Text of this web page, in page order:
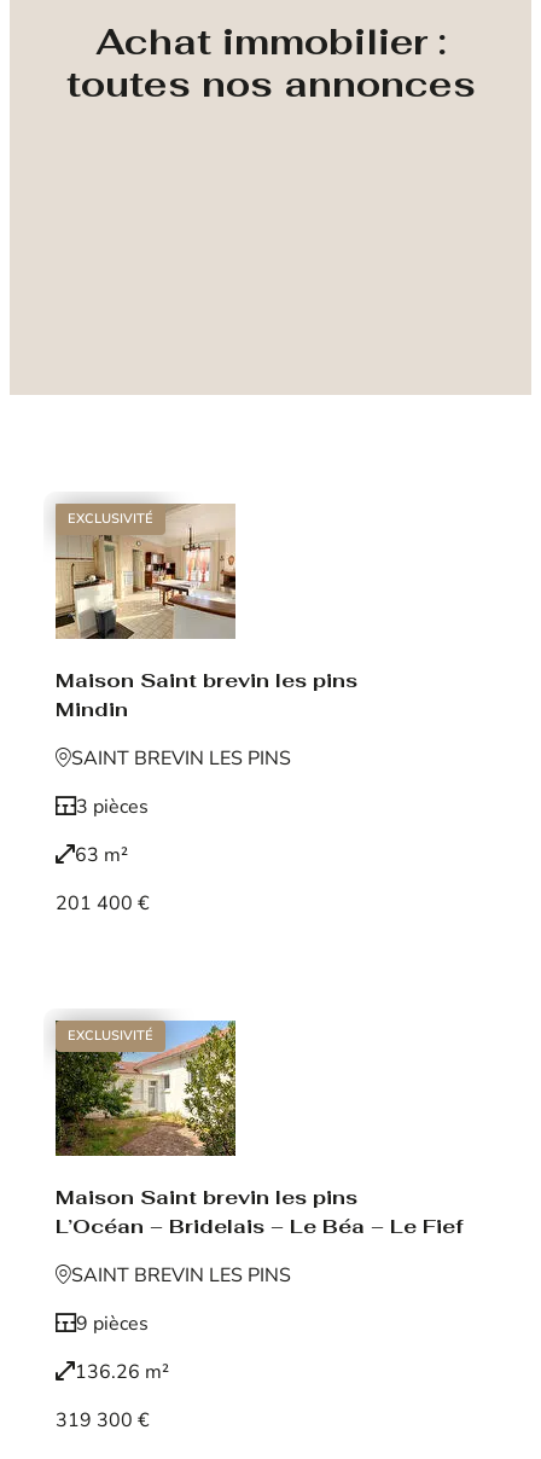
Achat immobilier :
toutes nos annonces
EXCLUSIVITÉ
Maison Saint brevin les pins
Mindin
SAINT BREVIN LES PINS
3 pièces
63 m²
201 400 €
EXCLUSIVITÉ
Maison Saint brevin les pins
L’Océan – Bridelais – Le Béa – Le Fief
SAINT BREVIN LES PINS
9 pièces
136.26 m²
319 300 €